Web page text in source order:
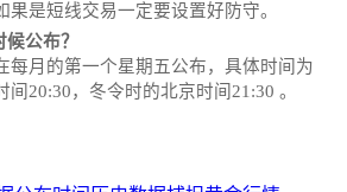
果是短线交易一定要设置好防守。
公布？
每月的第一个星期五公布，具体时间为
间20:30，冬令时的北京时间21:30‌‌ 。